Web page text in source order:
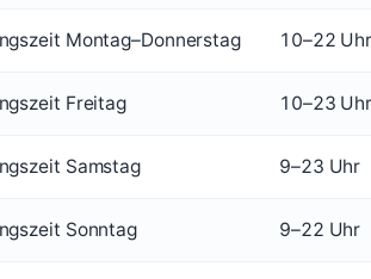
Montag–Donnerstag 10–22
Freitag 10–23
Samstag 9–23 Uhr
Sonntag 9–22 Uhr